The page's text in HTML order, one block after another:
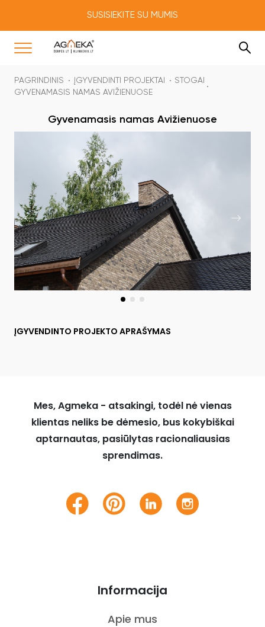
SUSISIEKITE SU MUMIS
PAGRINDINIS ĮGYVENDINTI PROJEKTAI
STOGAI
GYVENAMASIS NAMAS AVIŽIENUOSE
Gyvenamasis namas Avižienuose
ĮGYVENDINTO PROJEKTO APRAŠYMAS
Mes, Agmeka - atsakingi, todėl nė vienas
klientas neliks be dėmesio, bus kokybiškai
aptarnautas, pasiūlytas racionaliausias
sprendimas.
Informacija
Apie mus